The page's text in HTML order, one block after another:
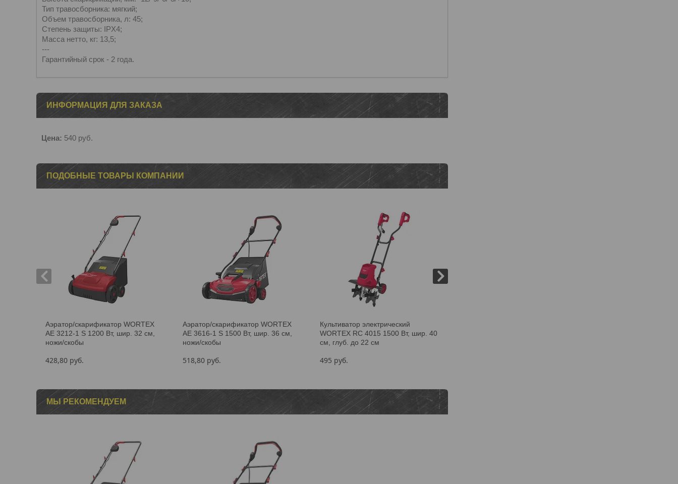
Тип травосборника: мягкий;
Объем травосборника, л: 45;
Степень защиты: IPX4;
Масса нетто, кг: 13,5;
---
Гарантийный срок - 2 года.
ИНФОРМАЦИЯ ДЛЯ ЗАКАЗА
Цена: 540 руб.
ПОДОБНЫЕ ТОВАРЫ КОМПАНИИ
Аэратор/скарификатор WORTEX
AE 3212-1 S 1200 Вт, шир. 32 см,
ножи/скобы
428,80 руб.
Аэратор/скарификатор WORTEX
AE 3616-1 S 1500 Вт, шир. 36 см,
ножи/скобы
518,80 руб.
Культиватор электрический
WORTEX RC 4015 1500 Вт, шир. 40
см, глуб. до 22 см
495 руб.
МЫ РЕКОМЕНДУЕМ